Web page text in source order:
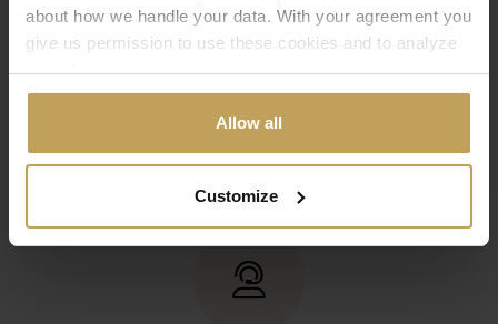
about how we handle your data. With your agreement you
give us permission to use these cookies and to analyze
your data.
Allow all
Customize
Teveel besteld? Het verkeerde product besteld?
Geen probleem. Een kort berichtje aan
onze service afdeling is voldoende. Daarna
zorgen wij dat het door u betaalde bedrag wordt
teruggeboekt.